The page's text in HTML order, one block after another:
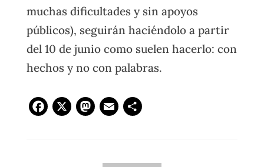
muchas dificultades y sin apoyos
públicos), seguirán haciéndolo a partir
del 10 de junio como suelen hacerlo: con
hechos y no con palabras.
Facebook
X Mastodon
Email